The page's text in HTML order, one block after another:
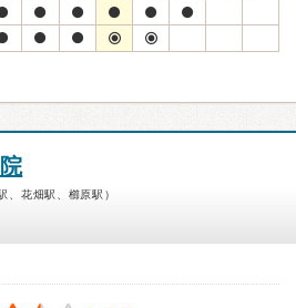
、花畑駅、櫛原駅）